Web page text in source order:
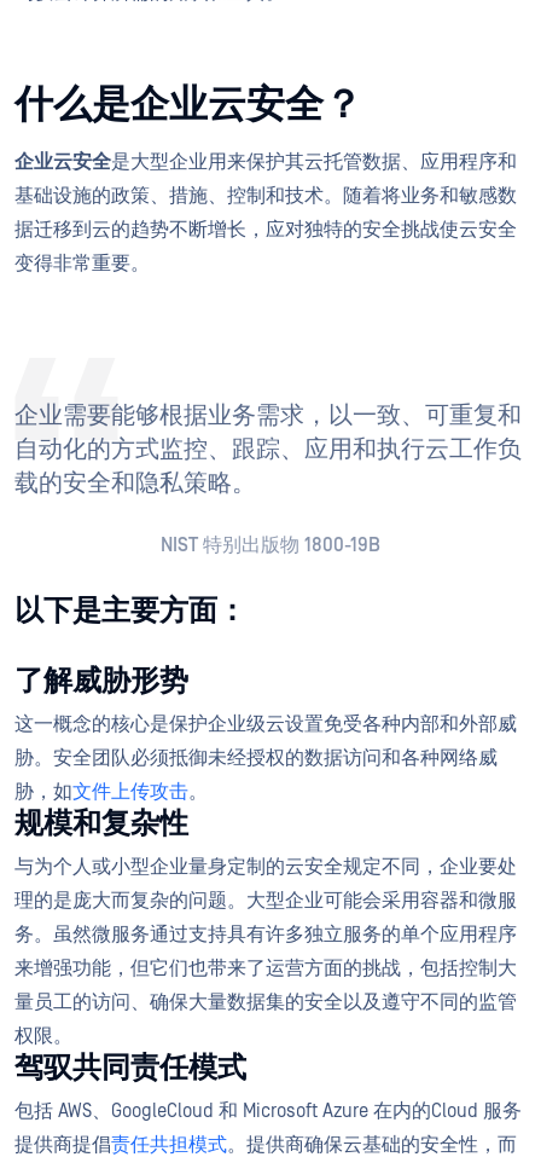
什么是企业云安全？
企业云安全是大型企业用来保护其云托管数据、应用程序和
基础设施的政策、措施、控制和技术。随着将业务和敏感数
据迁移到云的趋势不断增长，应对独特的安全挑战使云安全
变得非常重要。
企业需要能够根据业务需求，以一致、可重复和
自动化的方式监控、跟踪、应用和执行云工作负
载的安全和隐私策略。
NIST 特别出版物 1800-19B
以下是主要方面：
了解威胁形势
这一概念的核心是保护企业级云设置免受各种内部和外部威
胁。安全团队必须抵御未经授权的数据访问和各种网络威
胁，如文件上传攻击。
规模和复杂性
与为个人或小型企业量身定制的云安全规定不同，企业要处
理的是庞大而复杂的问题。大型企业可能会采用容器和微服
务。虽然微服务通过支持具有许多独立服务的单个应用程序
来增强功能，但它们也带来了运营方面的挑战，包括控制大
量员工的访问、确保大量数据集的安全以及遵守不同的监管
权限。
驾驭共同责任模式
包括 AWS、GoogleCloud 和 Microsoft Azure 在内的Cloud 服务
提供商提倡责任共担模式。提供商确保云基础的安全性，而